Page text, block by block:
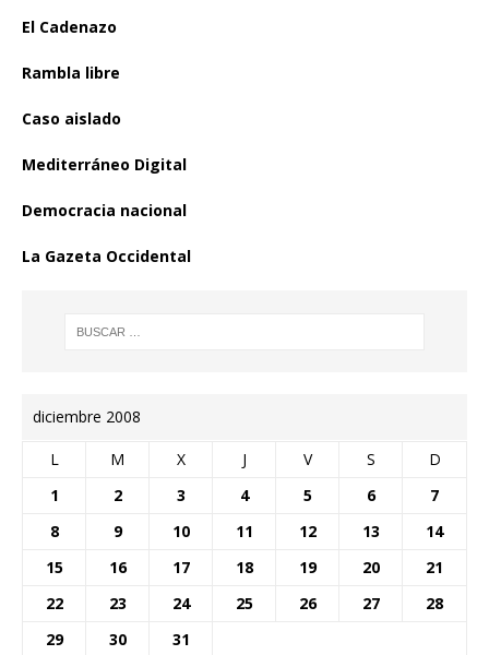
El Cadenazo
Rambla libre
Caso aislado
Mediterráneo Digital
Democracia nacional
La Gazeta Occidental
diciembre 2008
L M X J V S D
1 2 3 4 5 6
7
8
9 10 11 12 13
14
15
16 17 18 19 20
21
22
23 24 25 26 27
28
29
30 31